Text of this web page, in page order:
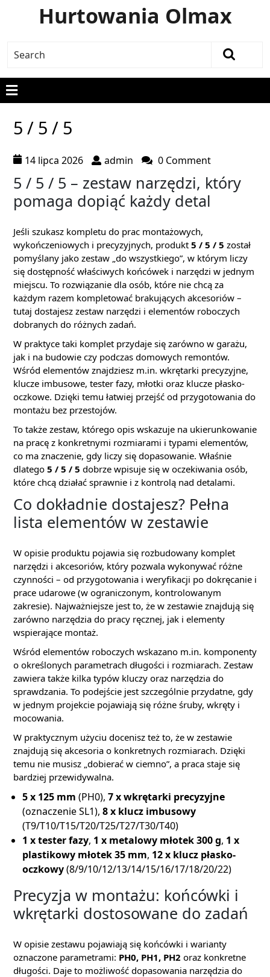
Hurtowania Olmax
5 / 5 / 5
14 lipca 2026 admin 0 Comment
5 / 5 / 5 – zestaw narzędzi, który
pomaga dopiąć każdy detal
Jeśli szukasz kompletu do prac montażowych,
wykończeniowych i precyzyjnych, produkt 5 / 5 / 5 został
pomyślany jako zestaw „do wszystkiego”, w którym liczy
się dostępność właściwych końcówek i narzędzi w jednym
miejscu. To rozwiązanie dla osób, które nie chcą za
każdym razem kompletować brakujących akcesoriów –
tutaj dostajesz zestaw narzędzi i elementów roboczych
dobranych do różnych zadań.
W praktyce taki komplet przydaje się zarówno w garażu,
jak i na budowie czy podczas domowych remontów.
Wśród elementów znajdziesz m.in. wkrętarki precyzyjne,
klucze imbusowe, tester fazy, młotki oraz klucze płasko-
oczkowe. Dzięki temu łatwiej przejść od przygotowania do
montażu bez przestojów.
To także zestaw, którego opis wskazuje na ukierunkowanie
na pracę z konkretnymi rozmiarami i typami elementów,
co ma znaczenie, gdy liczy się dopasowanie. Właśnie
dlatego 5 / 5 / 5 dobrze wpisuje się w oczekiwania osób,
które chcą działać sprawnie i z kontrolą nad detalami.
Co dokładnie dostajesz? Pełna
lista elementów w zestawie
W opisie produktu pojawia się rozbudowany komplet
narzędzi i akcesoriów, który pozwala wykonywać różne
czynności – od przygotowania i weryfikacji po dokręcanie i
prace udarowe (w ograniczonym, kontrolowanym
zakresie). Najważniejsze jest to, że w zestawie znajdują się
zarówno narzędzia do pracy ręcznej, jak i elementy
wspierające montaż.
Wśród elementów roboczych wskazano m.in. komponenty
o określonych parametrach długości i rozmiarach. Zestaw
zawiera także kilka typów kluczy oraz narzędzia do
sprawdzania. To podejście jest szczególnie przydatne, gdy
w jednym projekcie pojawiają się różne śruby, wkręty i
mocowania.
W praktycznym użyciu docenisz też to, że w zestawie
znajdują się akcesoria o konkretnych rozmiarach. Dzięki
temu nie musisz „dobierać w ciemno”, a praca staje się
bardziej przewidywalna.
5 x 125 mm (PH0), 7 x wkrętarki precyzyjne
(oznaczenie SL1), 8 x klucz imbusowy
(T9/T10/T15/T20/T25/T27/T30/T40)
1 x tester fazy, 1 x metalowy młotek 300 g, 1 x
plastikowy młotek 35 mm, 12 x klucz płasko-
oczkowy(8/9/10/12/13/14/15/16/17/18/20/22)
Precyzja w montażu: końcówki i
wkrętarki dostosowane do zadań
W opisie zestawu pojawiają się końcówki i warianty
oznaczone parametrami: PH0, PH1, PH2 oraz konkretne
długości. Daje to możliwość dopasowania narzędzia do